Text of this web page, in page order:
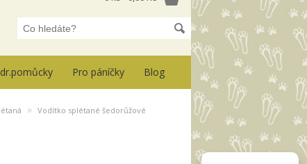
Pro páníčky Blog
» Vodítko splétané šedorůžové